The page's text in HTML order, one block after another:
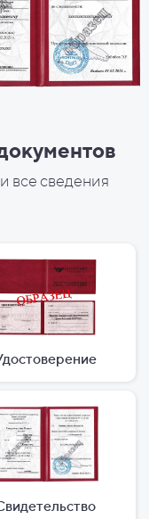
все сведения